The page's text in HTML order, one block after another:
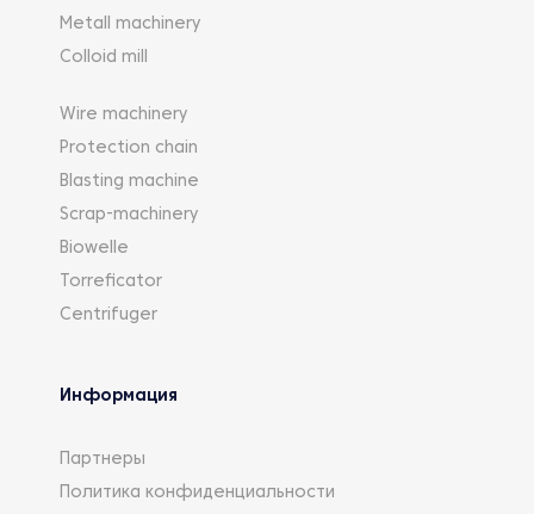
Metall machinery
Colloid mill
Wire machinery
Protection chain
Blasting machine
Scrap-machinery
Biowelle
Torreficator
Centrifuger
Информация
Партнеры
Политика конфиденциальности